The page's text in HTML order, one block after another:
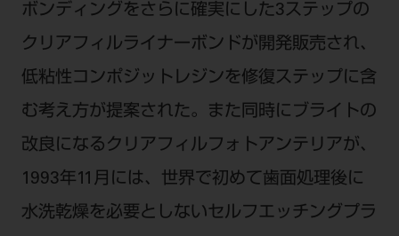
ボンディングをさらに確実にした3ステップの
クリアフィルライナーボンドが開発販売され、
低粘性コンポジットレジンを修復ステップに含
む考え方が提案された。また同時にブライトの
改良になるクリアフィルフォトアンテリアが、
1993年11月には、世界で初めて歯面処理後に
水洗乾燥を必要としないセルフエッチングプラ